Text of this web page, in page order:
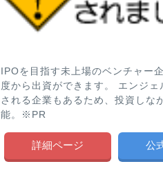
IPOを目指す未上場のベンチャー
度から出資ができます。 エンジェ
される企業もあるため、投資しな
能。※PR
詳細ページ 公